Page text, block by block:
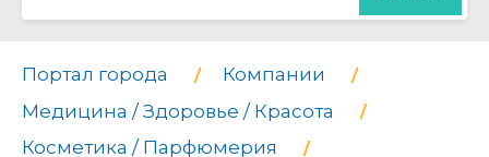
Портал города
Компании
Медицина / Здоровье / Красота
Косметика / Парфюмерия